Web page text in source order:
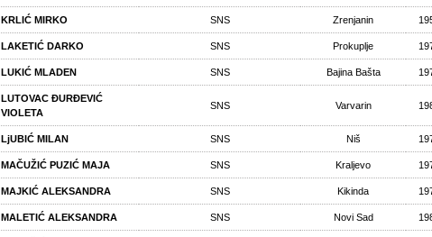
KRLIĆ MIRKO SNS Zrenjanin
LAKETIĆ DARKO SNS Prokuplje
LUKIĆ MLADEN SNS Bajina Bašta
LUTOVAC ĐURĐEVIĆ
VIOLETA
SNS Varvarin
LjUBIĆ MILAN SNS Niš
MAČUŽIĆ PUZIĆ MAJA SNS Kraljevo
MAJKIĆ ALEKSANDRA SNS Kikinda
MALETIĆ ALEKSANDRA SNS Novi Sad